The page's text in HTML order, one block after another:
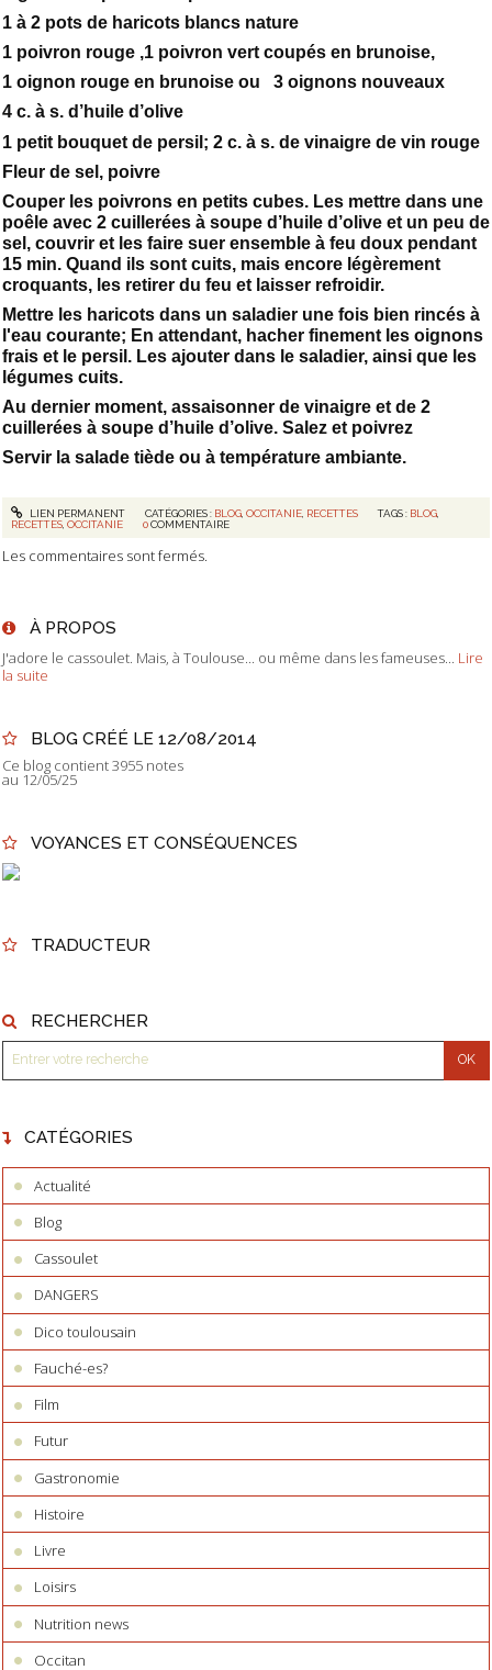
1 à 2 pots de haricots blancs nature
1 poivron rouge ,1 poivron vert coupés en brunoise,
1 oignon rouge en brunoise ou 3 oignons nouveaux
4 c. à s. d’huile d’olive
1 petit bouquet de persil; 2 c. à s. de vinaigre de vin rouge
Fleur de sel, poivre
Couper les poivrons en petits cubes. Les mettre dans une
poêle avec 2 cuillerées à soupe d’huile d’olive et un peu de
sel, couvrir et les faire suer ensemble à feu doux pendant
15 min. Quand ils sont cuits, mais encore légèrement
croquants, les retirer du feu et laisser refroidir.
Mettre les haricots dans un saladier une fois bien rincés à
l'eau courante; En attendant, hacher finement les oignons
frais et le persil. Les ajouter dans le saladier, ainsi que les
légumes cuits.
Au dernier moment, assaisonner de vinaigre et de 2
cuillerées à soupe d’huile d’olive. Salez et poivrez
Servir la salade tiède ou à température ambiante.
LIEN PERMANENT CATÉGORIES : BLOG, OCCITANIE, RECETTES TAGS : BLOG
RECETTES ,OCCITANIE 0 COMMENTAIRE
Les commentaires sont fermés.
À PROPOS
J'adore le cassoulet. Mais, à Toulouse... ou même dans les fameuses...
Lire
la suite
BLOG CRÉÉ LE 12/08/2014
Ce blog contient 3955 notes
au 12/05/25
VOYANCES ET CONSÉQUENCES
TRADUCTEUR
RECHERCHER
CATÉGORIES
Actualité
Blog
Cassoulet
DANGERS
Dico toulousain
Fauché-es?
Film
Futur
Gastronomie
Histoire
Livre
Loisirs
Nutrition news
Occitan